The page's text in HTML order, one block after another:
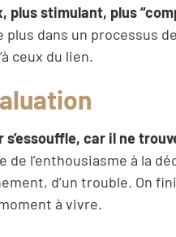
plus stimulant, plus
dans un processus
ceux du lien.
s’essouffle, car il ne
l’enthousiasme à la
d’un trouble. On
à vivre.